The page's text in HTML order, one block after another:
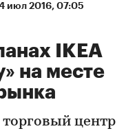
июл 2016, 07:05
IKEA
на месте
центр